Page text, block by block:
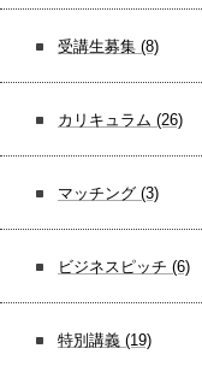
受講生募集 (8)
カリキュラム (26)
マッチング (3)
ビジネスピッチ (6)
特別講義 (19)